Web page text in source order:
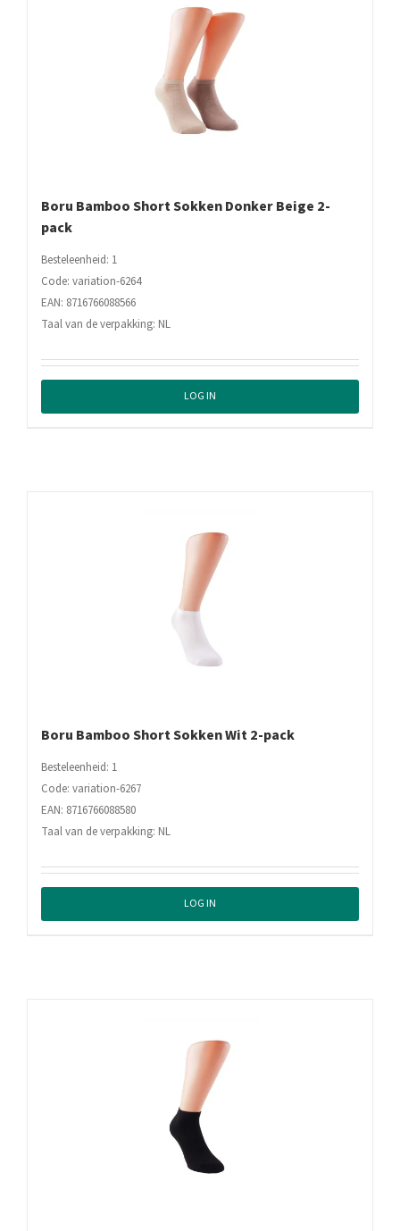
Boru Bamboo Short Sokken Donker Beige 2-
pack
Besteleenheid: 1
Code: variation-6264
EAN: 8716766088566
Taal van de verpakking: NL
LOG IN
Boru Bamboo Short Sokken Wit 2-pack
Besteleenheid: 1
Code: variation-6267
EAN: 8716766088580
Taal van de verpakking: NL
LOG IN